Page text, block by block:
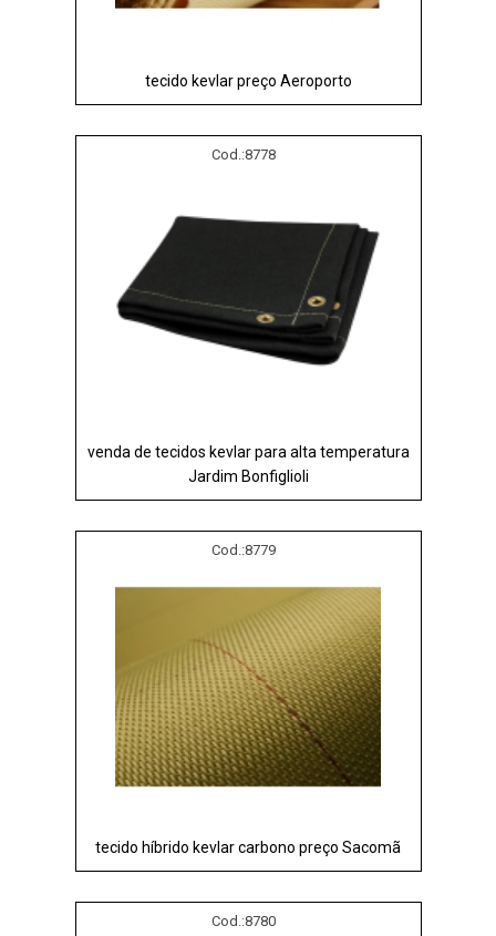
tecido kevlar preço Aeroporto
Cod.:8778
venda de tecidos kevlar para alta temperatura
Jardim Bonfiglioli
Cod.:8779
tecido híbrido kevlar carbono preço Sacomã
Cod.:8780